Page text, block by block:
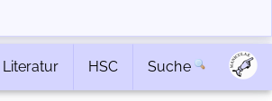
Literatur HSC Suche